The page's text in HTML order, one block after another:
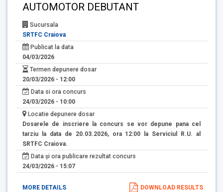
AUTOMOTOR DEBUTANT
Sucursala
SRTFC Craiova
Publicat la data
04/03/2026
Termen depunere dosar
20/03/2026 - 12:00
Data si ora concurs
24/03/2026 - 10:00
Locatie depunere dosar
Dosarele de inscriere la concurs se vor depune pana cel
tarziu la data de 20.03.2026, ora 12:00 la Serviciul R.U. al
SRTFC Craiova.
Data și ora publicare rezultat concurs
24/03/2026 - 15:07
MORE DETAILS DOWNLOAD RESULTS